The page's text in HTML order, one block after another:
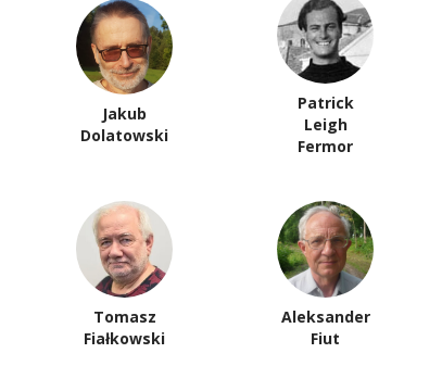
Jakub
Dolatowski
Patrick
Leigh
Fermor
Tomasz
Fiałkowski
Aleksander
Fiut